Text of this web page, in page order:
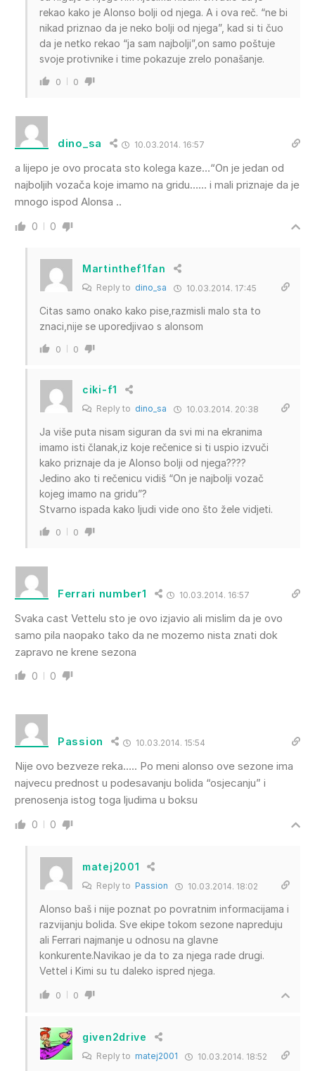
rekao kako je Alonso bolji od njega. A i ova reč. “ne bi
nikad priznao da je neko bolji od njega”, kad si ti čuo
da je netko rekao “ja sam najbolji”,on samo poštuje
svoje protivnike i time pokazuje zrelo ponašanje.
0 0
dino_sa 10.03.2014. 16:57
a lijepo je ovo procata sto kolega kaze…“On je jedan od
najboljih vozača koje imamo na gridu…… i mali priznaje da je
mnogo ispod Alonsa ..
0 0
Martinthef1fan
Reply to dino_sa 10.03.2014. 17:45
Citas samo onako kako pise,razmisli malo sta to
znaci,nije se uporedjivao s alonsom
0 0
ciki-f1
Reply to dino_sa 10.03.2014. 20:38
Ja više puta nisam siguran da svi mi na ekranima
imamo isti članak,iz koje rečenice si ti uspio izvuči
kako priznaje da je Alonso bolji od njega????
Jedino ako ti rečenicu vidiš “On je najbolji vozač
kojeg imamo na gridu”?
Stvarno ispada kako ljudi vide ono što žele vidjeti.
0 0
Ferrari number1 10.03.2014. 16:57
Svaka cast Vettelu sto je ovo izjavio ali mislim da je ovo
samo pila naopako tako da ne mozemo nista znati dok
zapravo ne krene sezona
0 0
Passion 10.03.2014. 15:54
Nije ovo bezveze reka….. Po meni alonso ove sezone ima
najvecu prednost u podesavanju bolida “osjecanju” i
prenosenja istog toga ljudima u boksu
0 0
matej2001
Reply to Passion 10.03.2014. 18:02
Alonso baš i nije poznat po povratnim informacijama i
razvijanju bolida. Sve ekipe tokom sezone napreduju
ali Ferrari najmanje u odnosu na glavne
konkurente.Navikao je da to za njega rade drugi.
Vettel i Kimi su tu daleko ispred njega.
0 0
given2drive
Reply to matej2001 10.03.2014. 18:52